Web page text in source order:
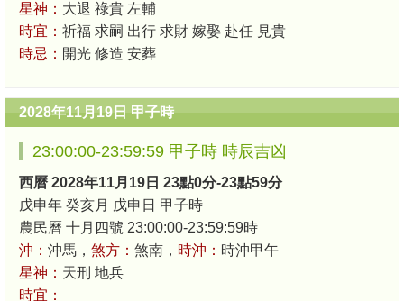
星神： 大退 祿貴 左輔
時宜： 祈福 求嗣 出行 求財 嫁娶 赴任 見貴
時忌： 開光 修造 安葬
2028年11月19日 甲子時
23:00:00-23:59:59 甲子時 時辰吉凶
西曆 2028年11月19日 23點0分-23點59分
戊申年 癸亥月 戊申日 甲子時
農民曆 十月四號 23:00:00-23:59:59時
沖： 沖馬， 煞方： 煞南， 時沖： 時沖甲午
星神： 天刑 地兵
時宜：